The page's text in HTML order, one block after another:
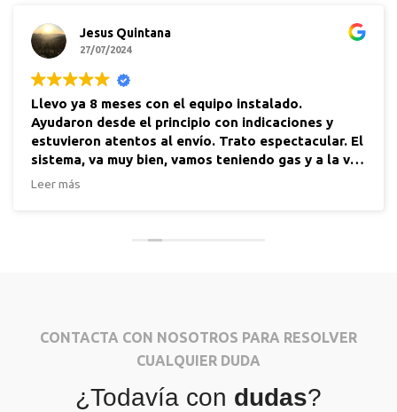
Jesus Quintana
27/07/2024
Llevo ya 8 meses con el equipo instalado.
Ayudaron desde el principio con indicaciones y
estuvieron atentos al envío. Trato espectacular. El
sistema, va muy bien, vamos teniendo gas y a la vez
con abono líquido para las plantas
Leer más
CONTACTA CON NOSOTROS PARA RESOLVER
CUALQUIER DUDA
¿Todavía con dudas?